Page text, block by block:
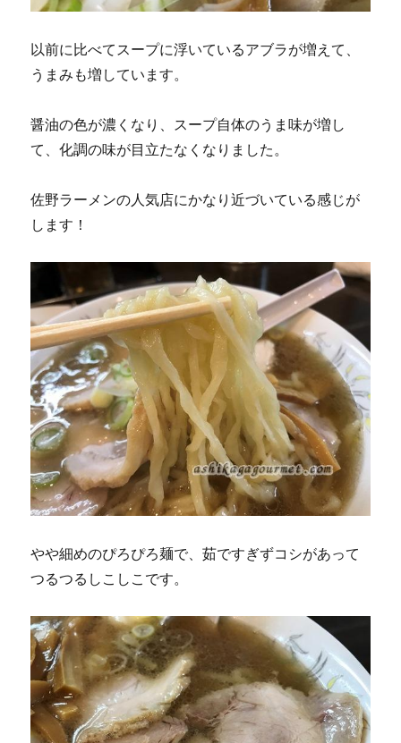
以前に比べてスープに浮いているアブラが増えて、
うまみも増しています。
醤油の色が濃くなり、スープ自体のうま味が増し
て、化調の味が目立たなくなりました。
佐野ラーメンの人気店にかなり近づいている感じが
します！
やや細めのぴろぴろ麺で、茹ですぎずコシがあって
つるつるしこしこです。